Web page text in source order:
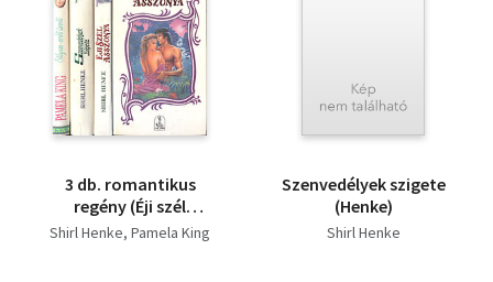
3 db. romantikus
regény (Éji szél
asszonya +
Shirl Henke Pamela King
Szenvedélyek szigete
(Henke)
Shirl Henke